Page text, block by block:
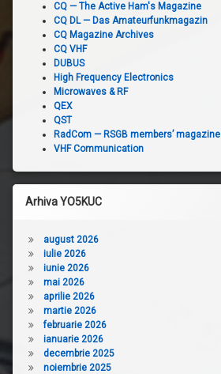
CQ — The Active Ham's Magazine
CQ DL — Das Amateurfunkmagazin
CQ Magazine Archives
CQ VHF
DUBUS
High Frequency Electronics
Microwaves & RF
QEX
QST
RadCom — RSGB members’ magazine
VHF Communication
Arhiva YO5KUC
august 2026
iulie 2026
iunie 2026
mai 2026
aprilie 2026
martie 2026
februarie 2026
ianuarie 2026
decembrie 2025
noiembrie 2025